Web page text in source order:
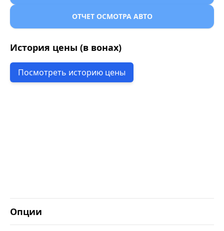
ОТЧЕТ ОСМОТРА АВТО
История цены (в вонах)
Посмотреть историю цены
Опции